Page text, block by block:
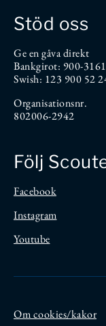
Stöd oss
Ge en gåva direkt
Bankgirot: 900-3161
Swish: 123 900 52
Organisationsnr.
802006-2942
Följ
Facebook
Instagram
Youtube
Om cookies/kakor